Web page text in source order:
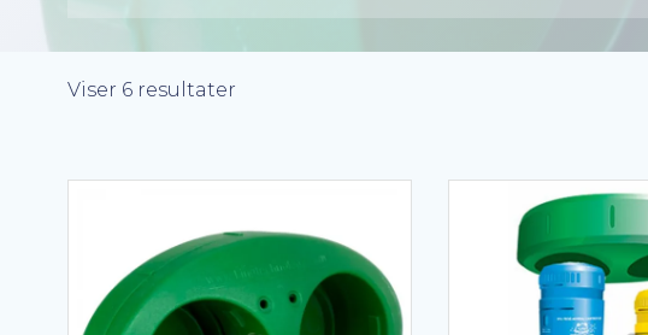
Viser 6 resultater